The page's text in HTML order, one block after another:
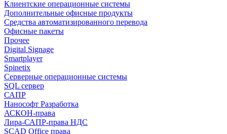
Клиентские операционные системы
Дополнительные офисные продукты
Средства автоматизированного перевода
Офисные пакеты
Прочее
Digital Signage
Smartplayer
Spinetix
Серверные операционные системы
SQL сервер
САПР
Нанософт Разработка
АСКОН-права
Лира-САПР-права НДС
SCAD Office права